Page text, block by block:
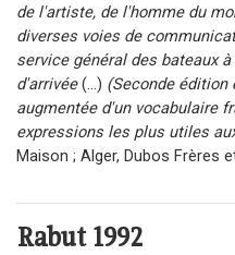
de l'artiste, de l'homme du
diverses voies de
service général des bateaux
d'arrivée(...) (Seconde édition
augmentée d'un vocabulaire
expressions les plus utiles
Maison ; Alger, Dubos Frères
Rabut1992